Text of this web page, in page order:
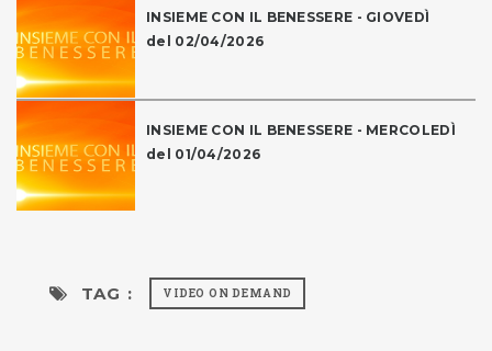
INSIEME CON IL BENESSERE - GIOVEDÌ
del 02/04/2026
INSIEME CON IL BENESSERE - MERCOLEDÌ
del 01/04/2026
TAG : VIDEO ON DEMAND